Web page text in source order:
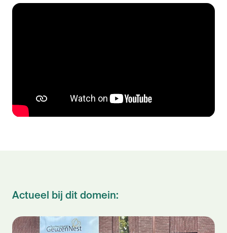
Actueel bij dit domein: